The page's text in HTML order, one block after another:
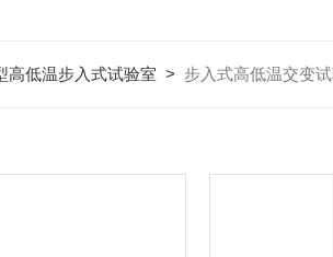
高低温步入式试验室 > 步入式高低温交变